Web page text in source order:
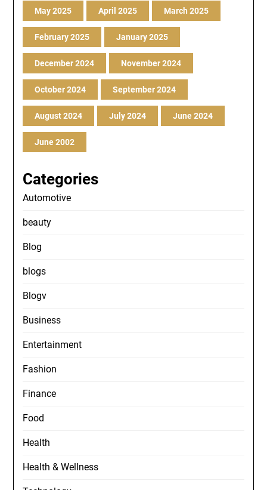
May 2025 April 2025 March 2025
February 2025 January 2025
December 2024 November 2024
October 2024 September 2024
August 2024 July 2024 June 2024
June 2002
Categories
Automotive
beauty
Blog
blogs
Blogv
Business
Entertainment
Fashion
Finance
Food
Health
Health & Wellness